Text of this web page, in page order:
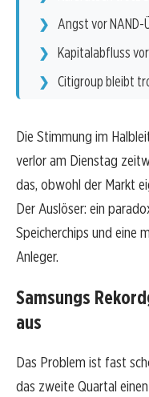
Angst vor
Kapitalabfluss
Citigroup bleibt
Die Stimmung im
verlor am Dienstag
das, obwohl der Markt
Der Auslöser: ein
Speicherchips und eine
Anleger.
Samsungs
aus
Das Problem ist fast
das zweite Quartal